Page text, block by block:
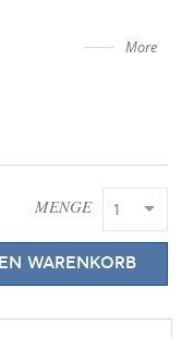
More
MENGE 1
WARENKORB